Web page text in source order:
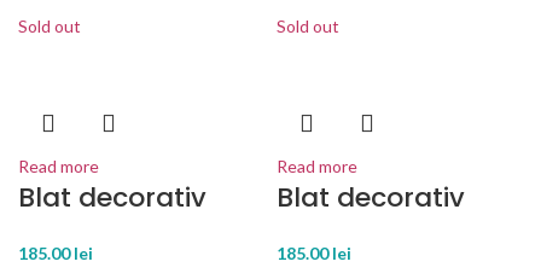
Sold out
Read more
Blat decorativ
185.00lei
Sold out
Read more
Blat decorativ
185.00lei